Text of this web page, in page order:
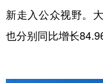
新走入公众视野。
也分别同比增长